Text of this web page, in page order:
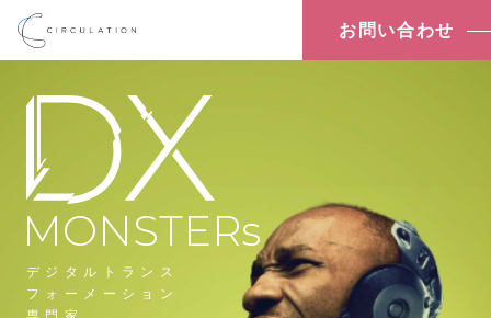
お問い合わせ
MONSTERs
デジタルトランス
フォーメーション